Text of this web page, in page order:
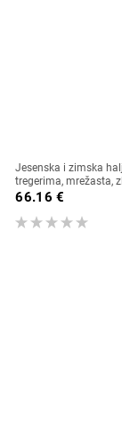
Jesenska i zimska
tregerima, mrežasta,
jakna, kardigan,
66.16 €